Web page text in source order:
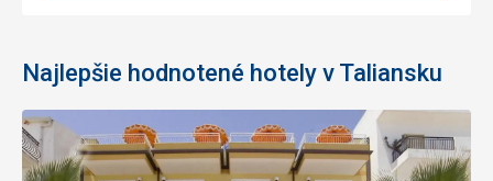
Najlepšie hodnotené hotely v Taliansku